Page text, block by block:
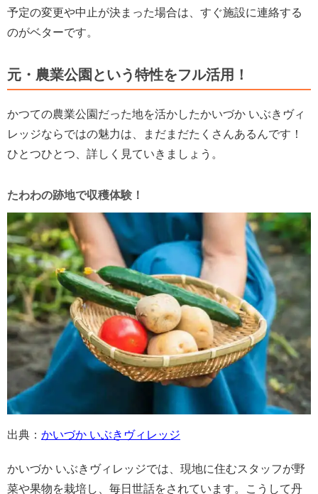
予定の変更や中止が決まった場合は、すぐ施設に連絡する
のがベターです。
元・農業公園という特性をフル活用！
かつての農業公園だった地を活かしたかいづか いぶきヴィ
レッジならではの魅力は、まだまだたくさんあるんです！
ひとつひとつ、詳しく見ていきましょう。
たわわの跡地で収穫体験！
出典： かいづか いぶきヴィレッジ
かいづか いぶきヴィレッジでは、現地に住むスタッフが野
菜や果物を栽培し、毎日世話をされています。こうして丹